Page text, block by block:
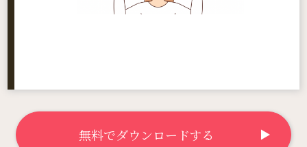
無料でダウンロードする